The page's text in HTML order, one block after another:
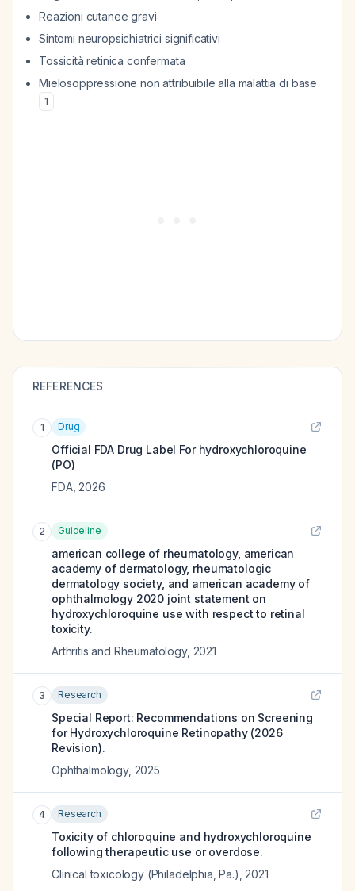
Reazioni cutanee gravi
Sintomi neuropsichiatrici significativi
Tossicità retinica confermata
Mielosoppressione non attribuibile alla malattia di base
1
REFERENCES
1 Drug
Official FDA Drug Label For hydroxychloroquine
(PO)
FDA, 2026
2 Guideline
american college of rheumatology, american
academy of dermatology, rheumatologic
dermatology society, and american academy of
ophthalmology 2020 joint statement on
hydroxychloroquine use with respect to retinal
toxicity.
Arthritis and Rheumatology, 2021
3 Research
Special Report: Recommendations on Screening
for Hydroxychloroquine Retinopathy (2026
Revision).
Ophthalmology, 2025
4 Research
Toxicity of chloroquine and hydroxychloroquine
following therapeutic use or overdose.
Clinical toxicology (Philadelphia, Pa.) 2021